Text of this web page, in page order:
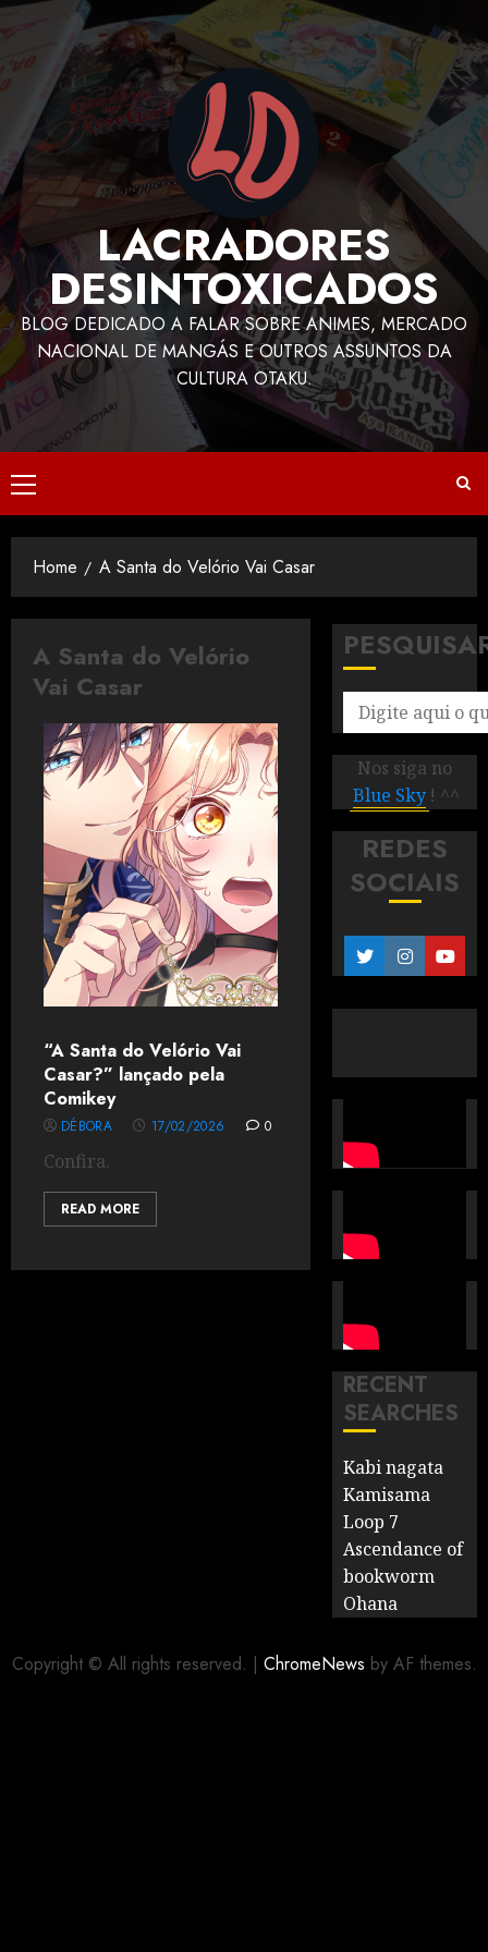
LACRADORES
DESINTOXICADOS
BLOG DEDICADO A FALAR SOBRE ANIMES, MERCADO
NACIONAL DE MANGÁS E OUTROS ASSUNTOS DA
CULTURA OTAKU.
Home A Santa do Velório Vai Casar
A Santa do Velório
Vai Casar
“A Santa do Velório Vai
Casar?” lançado pela
Comikey
DÉBORA 17/02/2026 0
Confira.
READ MORE
Nos siga no
Blue Sky ! ^^
REDES
SOCIAIS
RECENT
SEARCHES
Kabi nagata
Kamisama
Loop 7
Ascendance of
bookworm
Ohana
Copyright © All rights reserved. | ChromeNews by AF themes.